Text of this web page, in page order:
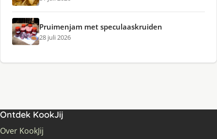
Pruimenjam met speculaaskruiden
28 juli 2026
Ontdek KookJij
Over KookJij